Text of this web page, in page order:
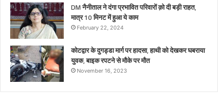
DM नैनीताल ने दंगा प्रभावित परिवारों क़ो दी बड़ी राहत,
मात्र 10 मिनट में हुआ ये काम
February 22, 2024
कोटद्वार के दुगड्डा मार्ग पर हादसा, हाथी को देखकर घबराया
युवक, बाइक रपटने से मौके पर मौत
November 16, 2023